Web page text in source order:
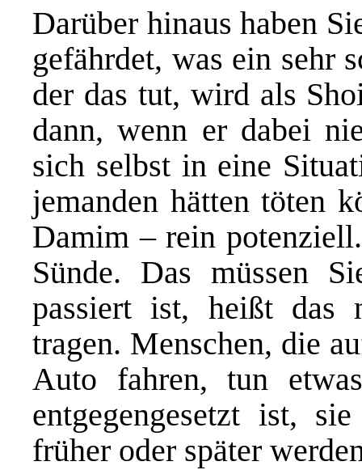
Darüber hinaus haben
gefährdet, was ein sehr
der das tut, wird als
dann, wenn er dabei
sich selbst in eine
jemanden hätten töten
Damim – rein
Sünde. Das müssen
passiert ist, heißt das
tragen. Menschen, die
Auto fahren, tun
entgegengesetzt ist,
früher oder später